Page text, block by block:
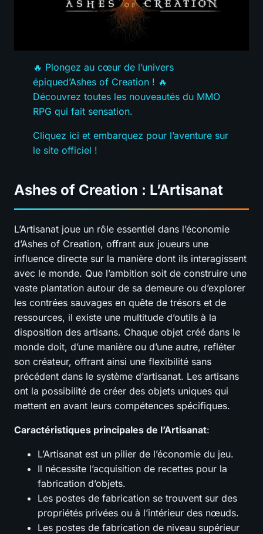
🔥 Plongez au cœur de l’univers
épiqued’Ashes of Creation ! 🔥
Découvrez toutes les nouveautés du MMO
RPG qui fait sensation.
Cliquez ici et embarquez pour l’aventure sur
le site officiel !
Ashes of Creation : L’Artisanat
L’Artisanat joue un rôle essentiel dans l’économie
d’Ashes of Creation, offrant aux joueurs une
influence directe sur la manière dont ils interagissent
avec le monde. Que l’ambition soit de construire une
vaste plantation autour de sa demeure ou d’explorer
les contrées sauvages en quête de trésors et de
ressources, il existe une multitude d’outils à la
disposition des artisans. Chaque objet créé dans le
monde doit, d’une manière ou d’une autre, refléter
son créateur, offrant ainsi une flexibilité sans
précédent dans le système d’artisanat. Les artisans
ont la possibilité de créer des objets uniques qui
mettent en avant leurs compétences spécifiques.
Caractéristiques principales de l’Artisanat:
L’Artisanat est un pilier de l’économie du jeu.
Il nécessite l’acquisition de recettes pour la
fabrication d’objets.
Les postes de fabrication se trouvent sur des
propriétés privées ou à l’intérieur des nœuds.
Les postes de fabrication de niveau supérieur